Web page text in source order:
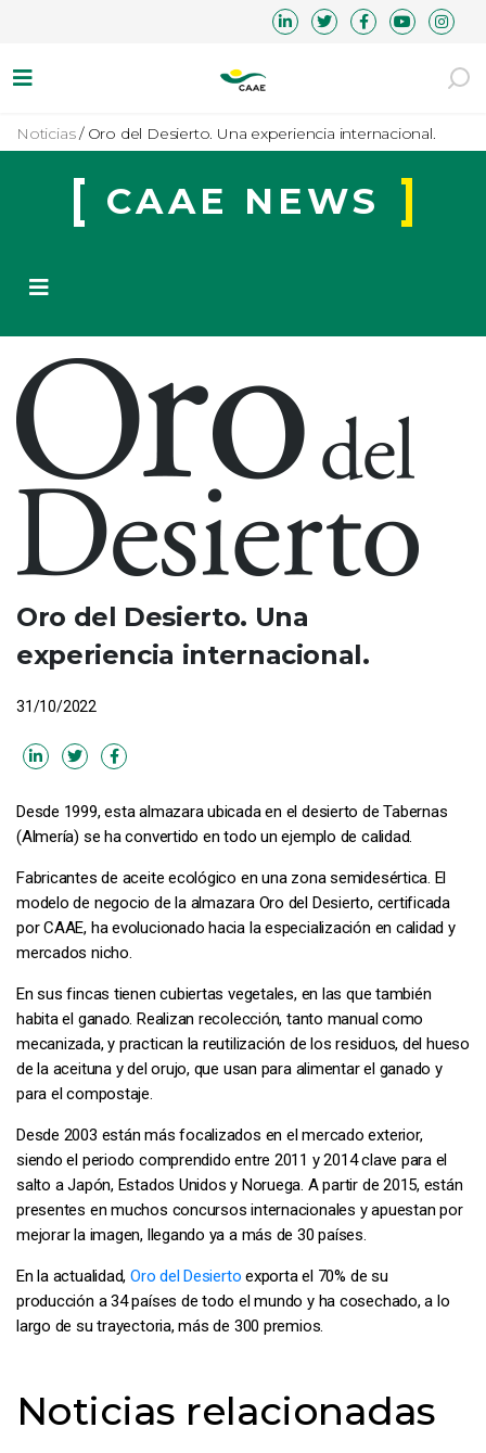
Noticias/ Oro del Desierto. Una experiencia internacional.
CAAE NEWS
Oro del Desierto. Una
experiencia internacional.
31/10/2022
Desde 1999, esta almazara ubicada en el desierto de Tabernas
(Almería) se ha convertido en todo un ejemplo de calidad.
Fabricantes de aceite ecológico en una zona semidesértica. El
modelo de negocio de la almazara Oro del Desierto, certificada
por CAAE, ha evolucionado hacia la especialización en calidad y
mercados nicho.
En sus fincas tienen cubiertas vegetales, en las que también
habita el ganado. Realizan recolección, tanto manual como
mecanizada, y practican la reutilización de los residuos, del hueso
de la aceituna y del orujo, que usan para alimentar el ganado y
para el compostaje.
Desde 2003 están más focalizados en el mercado exterior,
siendo el periodo comprendido entre 2011 y 2014 clave para el
salto a Japón, Estados Unidos y Noruega. A partir de 2015, están
presentes en muchos concursos internacionales y apuestan por
mejorar la imagen, llegando ya a más de 30 países.
En la actualidad, Oro del Desierto exporta el 70% de su
producción a 34 países de todo el mundo y ha cosechado, a lo
largo de su trayectoria, más de 300 premios.
Noticias relacionadas